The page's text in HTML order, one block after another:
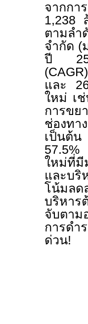
จากกา
1,238
ตามล
จำกัด (
ปี
(CAGR
และ
ใหม่ เ
การขย
ช่องทา
เป็นต้
57.5%
ใหม่ที่มี
และบริ
โน้มลด
บริหาร
จับตาม
การดำ
ด่วน!